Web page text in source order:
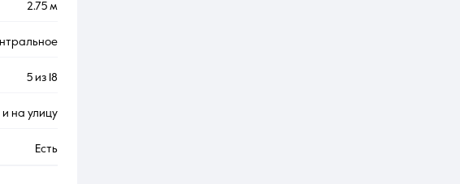
2.75 м
5 из 18
на улицу
Есть